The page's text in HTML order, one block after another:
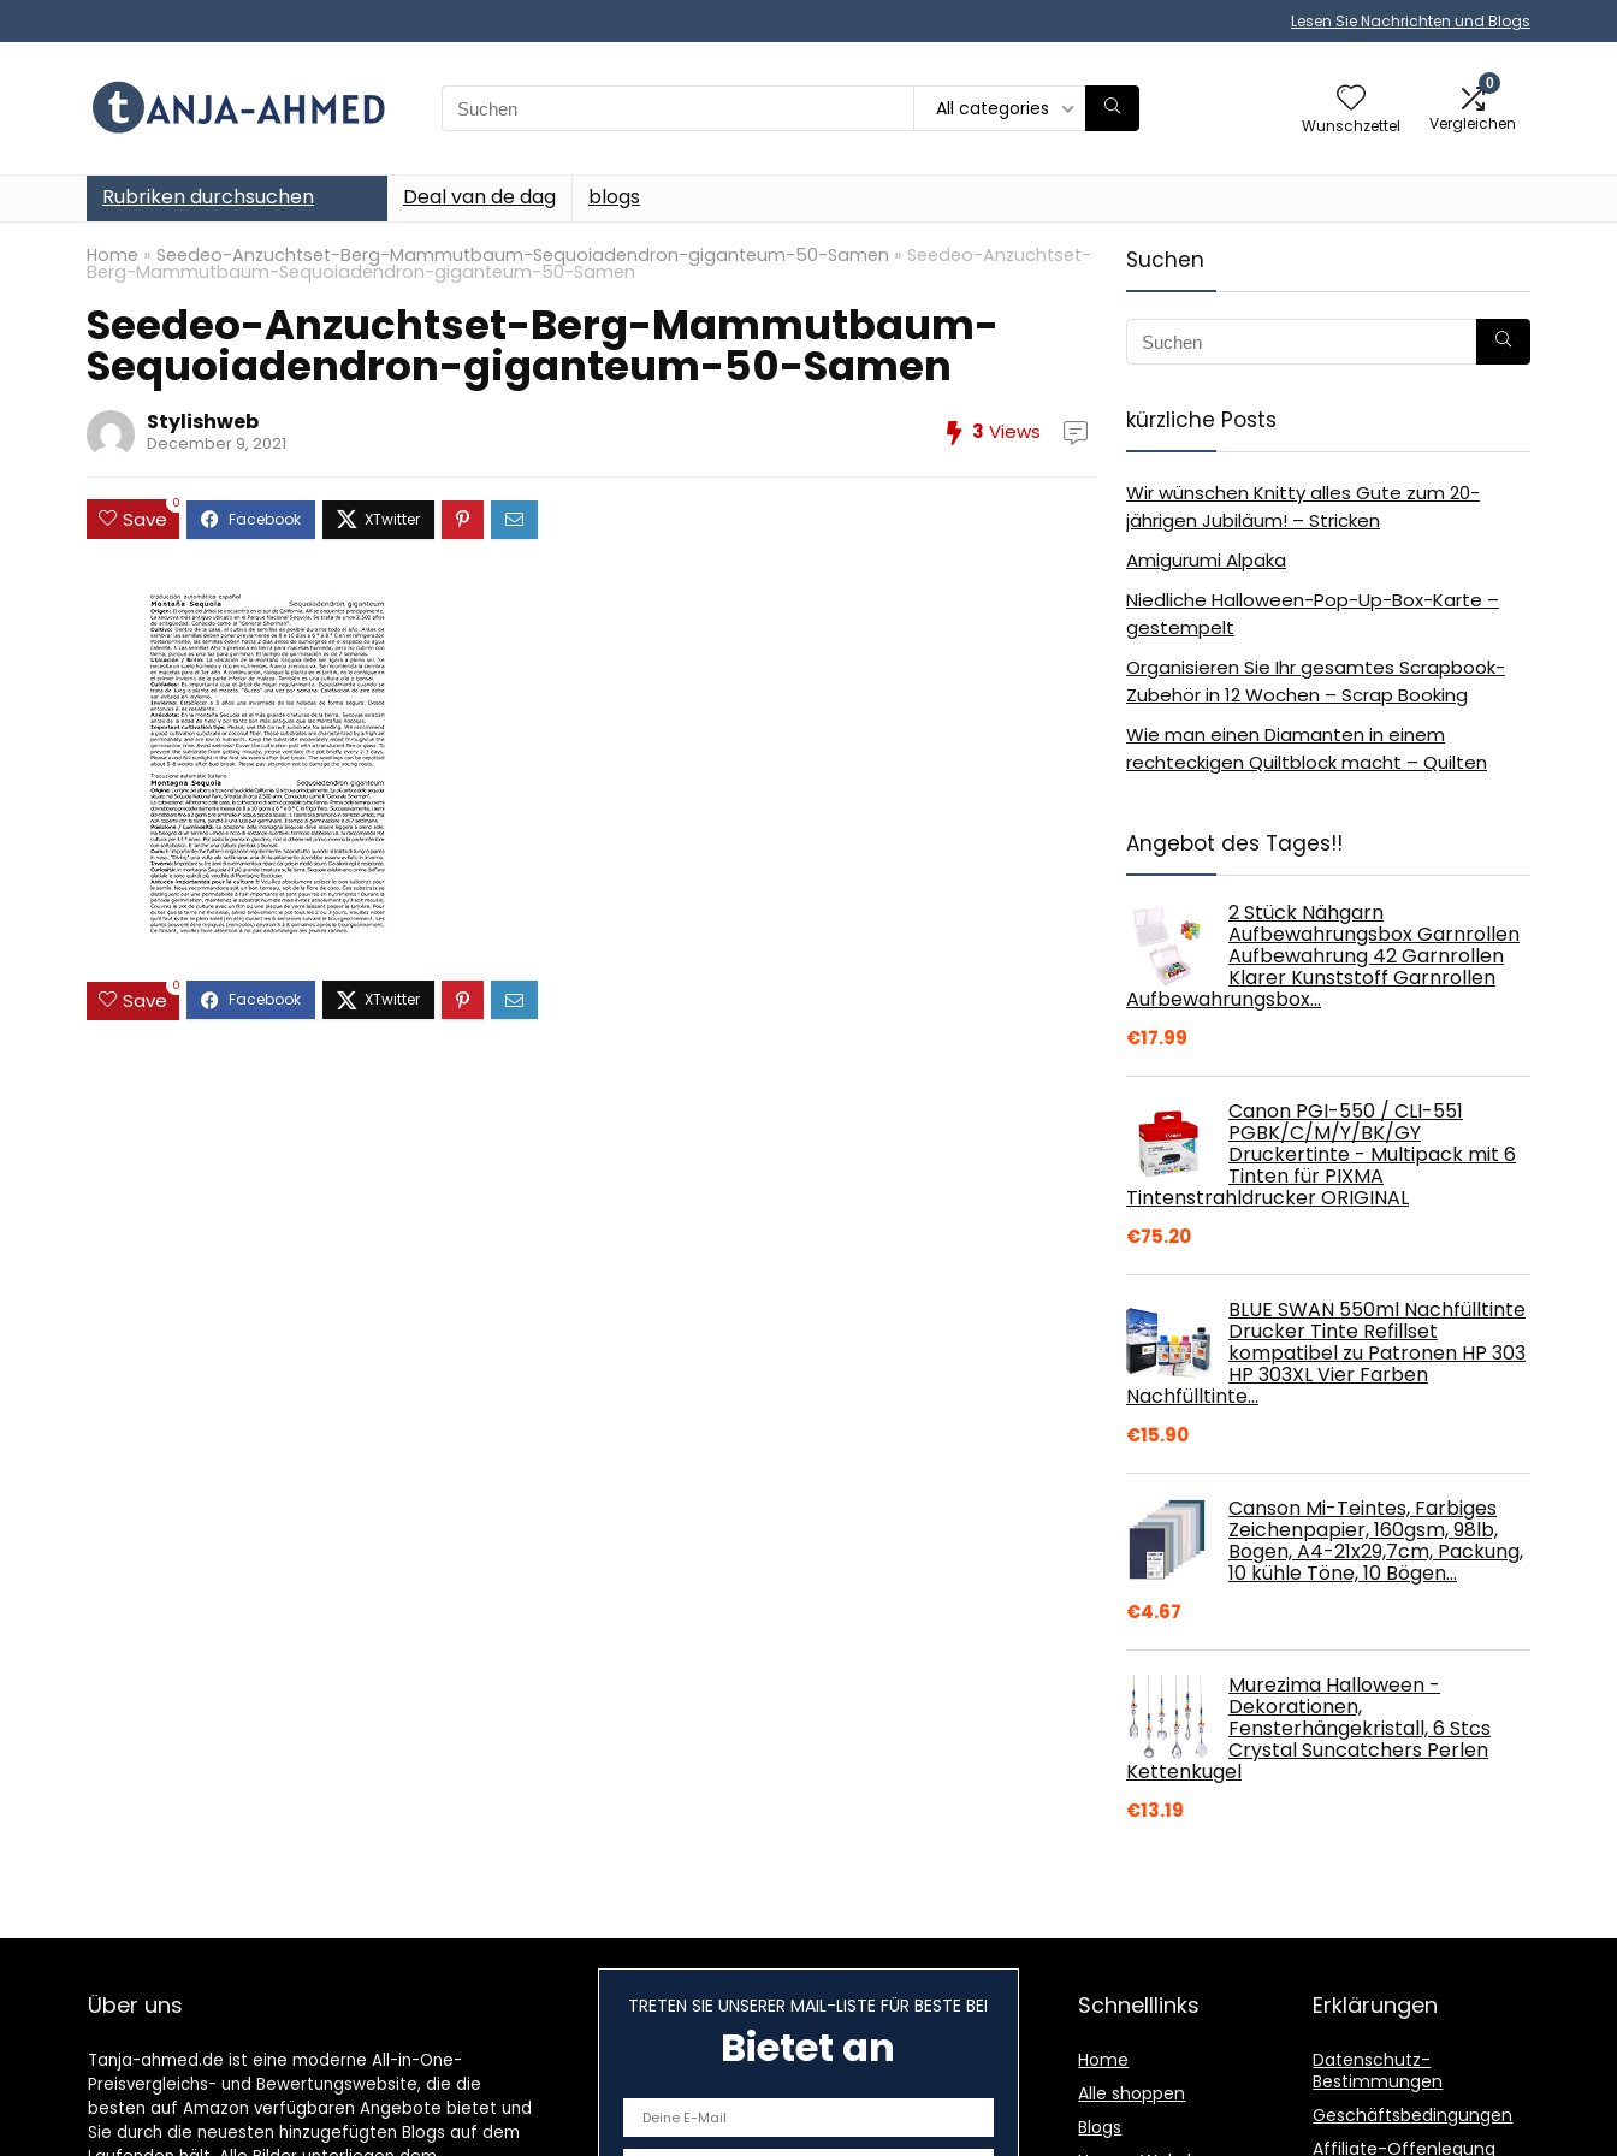
Lesen Sie Nachrichten und Blogs
Search
for:
All categories
Wunschzettel
0
Vergleichen
Rubriken durchsuchen Deal van de dag blogs
Home » Seedeo-Anzuchtset-Berg-Mammutbaum-Sequoiadendron-giganteum-50-Samen » Seedeo-Anzuchtset-
Berg-Mammutbaum-Sequoiadendron-giganteum-50-Samen
Seedeo-Anzuchtset-Berg-Mammutbaum-
Sequoiadendron-giganteum-50-Samen
Stylishweb
December 9, 2021 3 Views
Save
0
Save
0
Suchen
kürzliche Posts
Wir wünschen Knitty alles Gute zum 20-
jährigen Jubiläum! – Stricken
Amigurumi Alpaka
Niedliche Halloween-Pop-Up-Box-Karte –
gestempelt
Organisieren Sie Ihr gesamtes Scrapbook-
Zubehör in 12 Wochen – Scrap Booking
Wie man einen Diamanten in einem
rechteckigen Quiltblock macht – Quilten
Angebot des Tages!!
2 Stück Nähgarn
Aufbewahrungsbox Garnrollen
Aufbewahrung 42 Garnrollen
Klarer Kunststoff Garnrollen
Aufbewahrungsbox…
€17.99
Canon PGI-550 / CLI-551
PGBK/C/M/Y/BK/GY
Druckertinte - Multipack mit 6
Tinten für PIXMA
Tintenstrahldrucker ORIGINAL
€75.20
BLUE SWAN 550ml Nachfülltinte
Drucker Tinte Refillset
kompatibel zu Patronen HP 303
HP 303XL Vier Farben
Nachfülltinte…
€15.90
Canson Mi-Teintes, Farbiges
Zeichenpapier, 160gsm, 98lb,
Bogen, A4-21x29,7cm, Packung,
10 kühle Töne, 10 Bögen…
€4.67
Murezima Halloween -
Dekorationen,
Fensterhängekristall, 6 Stcs
Crystal Suncatchers Perlen
Kettenkugel
€13.19
Über uns
Tanja-ahmed.de ist eine moderne All-in-One-
Preisvergleichs- und Bewertungswebsite, die die
besten auf Amazon verfügbaren Angebote bietet und
Sie durch die neuesten hinzugefügten Blogs auf dem
TRETEN SIE UNSERER MAIL-LISTE FÜR BESTE BEI
Bietet an
Schnelllinks
Home
Alle shoppen
Blogs
Erklärungen
Datenschutz-
Bestimmungen
Geschäftsbedingungen
Affiliate-Offenlegung